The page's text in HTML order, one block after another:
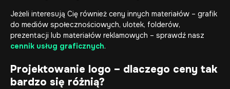
Jeżeli interesują Cię również ceny innych materiałów – grafik
do mediów społecznościowych, ulotek, folderów,
prezentacji lub materiałów reklamowych – sprawdź nasz
cennik usług graficznych.
Projektowanie logo – dlaczego ceny tak
bardzo się różnią?